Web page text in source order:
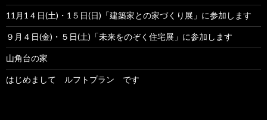
11月1４日(土)・1５日(日)「建築家との家づくり展」に参加します
９月４日(金)・５日(土)「未来をのぞく住宅展」に参加します
山角台の家
はじめまして ルフトプラン です